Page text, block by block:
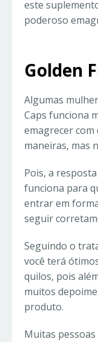
este
poderoso
Golden
Algumas
Caps funciona
emagrecer
maneiras, mas
Pois, a
funciona para
entrar em
seguir
Seguindo o
você terá
quilos, pois
muitos
produto.
Muitas